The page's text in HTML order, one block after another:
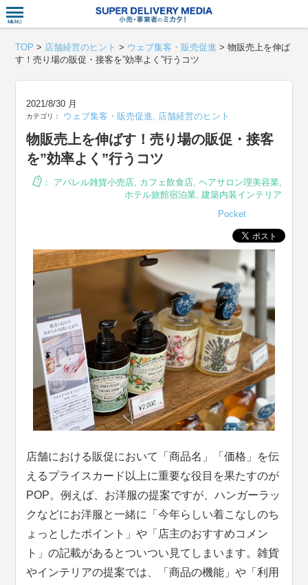
TOP > 店舗経営のヒント > ウェブ集客・販売促進 >物販売上を伸ば
す！売り場の販促・接客を”効率よく”行うコツ
2021/8/30 月
カテゴリ： ウェブ集客・販売促進, 店舗経営のヒント
物販売上を伸ばす！売り場の販促・接客
を”効率よく”行うコツ
： アパレル雑貨小売店, カフェ飲食店, ヘアサロン理美容業,
ホテル旅館宿泊業, 建築内装インテリア
Pocket
店舗における販促において「商品名」「価格」を伝
えるプライスカード以上に重要な役目を果たすのが
POP。例えば、お洋服の提案ですが、ハンガーラッ
クなどにお洋服と一緒に「今年らしい着こなしのち
ょっとしたポイント」や「店主のおすすめコメン
ト」の記載があるとついつい見てしまいます。雑貨
やインテリアの提案では、「商品の機能」や「利用